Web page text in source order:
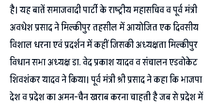
है। यह बातें समाजवादी पार्टी के राष्ट्रीय महासचिव व पूर्व मंत्री
अवधेश प्रसाद ने मिल्कीपुर तहसील में आयोजित एक दिवसीय
विशाल धरना एवं प्रदर्शन में कहीं जिसकी अध्यक्षता मिल्कीपुर
विधान सभा अध्यक्ष डा. वेद प्रकाश यादव व संचालन एडवोकेट
शिवशंकर यादव ने किया। पूर्व मंत्री श्री प्रसाद ने कहा कि भाजपा
देश व प्रदेश का अमन-चैन खराब करना चाहती है जब से प्रदेश में